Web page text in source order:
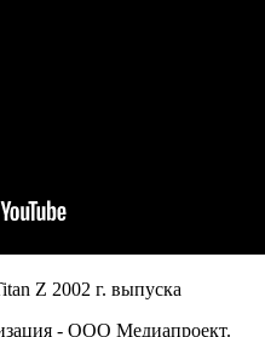
Z 2002 г. выпуска
- ООО Медиапроект.